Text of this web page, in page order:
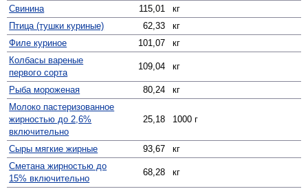
Свинина
115,01
кг
Птица (тушки куриные)
62,33
кг
Филе куриное
101,07
кг
Колбасы вареные
первого сорта
109,04 кг
Рыба мороженая 80,24
кг
Молоко пастеризованное
жирностью до 2,6%
включительно
25,18 1000 г
Сыры мягкие жирные 93,67
кг
Сметана жирностью до
15% включительно
68,28 кг